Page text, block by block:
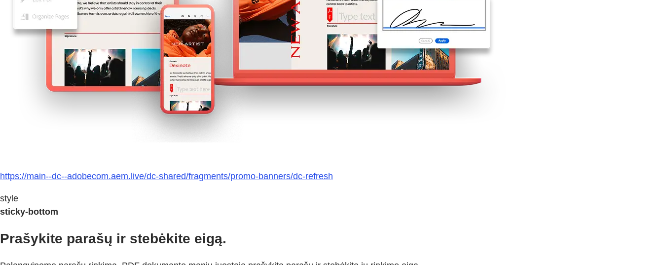
https://main--dc--adobecom.aem.live/dc-shared/fragments/promo-banners/dc-refresh
style
sticky-bottom
Prašykite parašų ir stebėkite eigą.